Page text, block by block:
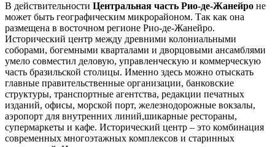
В действительности Центральная часть Рио-де-Жанейро не
может быть географическим микрорайоном. Так как она
размещена в восточном регионе Рио-де-Жанейро.
Исторический центр между древними колониальными
соборами, богемными кварталами и дворцовыми ансамблями
умело совместил деловую, управленческую и коммерческую
часть бразильской столицы. Именно здесь можно отыскать
главные правительственные организации, банковские
структуры, транспортные агентства, редакции печатных
изданий, офисы, морской порт, железнодорожные вокзалы,
аэропорт для внутренних линий,шикарные рестораны,
супермаркеты и кафе. Исторический центр – это комбинация
современных многоэтажных комплексов и старинных